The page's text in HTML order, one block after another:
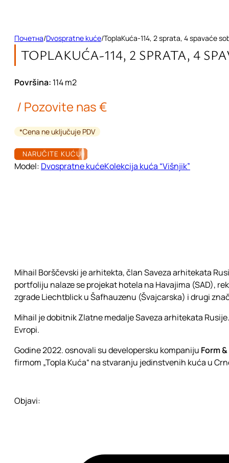
Почетна/Dvospratne kuće/ToplaKuća-114, 2 sprata, 4 spavaće
TOPLAKUĆA-114, 2 SPRATA, 4
Površina: 114m2
/ Pozovite nas €
*Cena ne uključuje PDV
NARUČITE KUĆU
Model: Dvospratne kućeКolekcija kuća “Višnjik”
Mihail Borščevski je arhitekta, član Saveza arhitekata
portfoliju nalaze se projekat hotela na Havajima (SAD),
zgrade Liechtblick u Šafhauzenu (Švajcarska) i drugi
Mihail je dobitnik Zlatne medalje Saveza arhitekata
Evropi.
Godine 2022. osnovali su developersku kompaniju Form
firmom „Topla Kuća“ na stvaranju jedinstvenih kuća u
Objavi: